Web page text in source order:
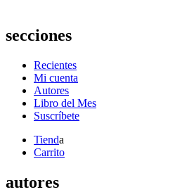
secciones
Recientes
Mi cuenta
Autores
Libro del Mes
Suscríbete
Tienda
Carrito
autores